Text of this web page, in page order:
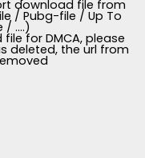
download file from
/ Pubg-file / Up To
/ ....)
for DMCA, please
deleted, the url from